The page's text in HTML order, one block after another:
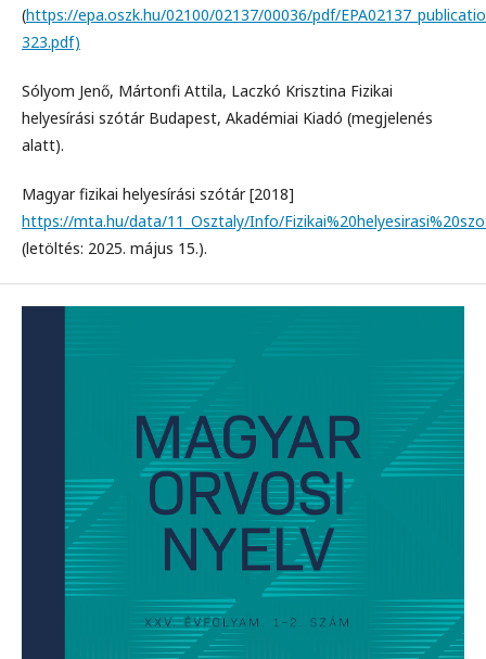
(https://epa.oszk.hu/02100/02137/00036/pdf/
323.pdf)
Sólyom Jenő, Mártonfi Attila, Laczkó Krisztina Fizikai
helyesírási szótár Budapest, Akadémiai Kiadó (megjelenés
alatt).
Magyar fizikai helyesírási szótár [2018]
https://mta.hu/data/11_Osztaly/Info/
(letöltés: 2025. május 15.).